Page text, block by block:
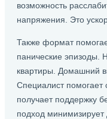
возможность
напряжения. Это
Также формат
панические эпизоды.
квартиры. Домашний
Специалист помогает
получает поддержку
подход минимизирует